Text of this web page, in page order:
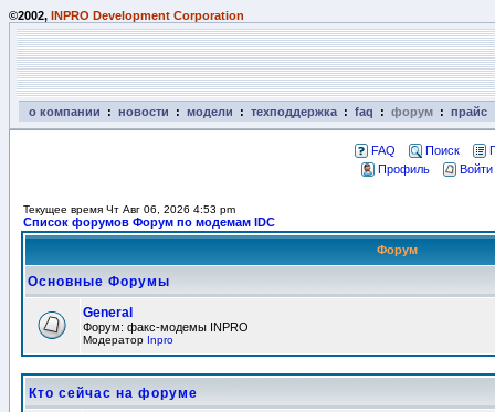
©2002, INPRO Development Corporation
о компании : новости : модели : техподдержка : faq : форум : прайс
FAQ Поиск
Профиль
Текущее время Чт Авг 06, 2026 4:53 pm
Список форумов Форум по модемам IDC
Форум
Основные Форумы
General
Форум: факс-модемы INPRO
Модератор Inpro
Кто сейчас на форуме